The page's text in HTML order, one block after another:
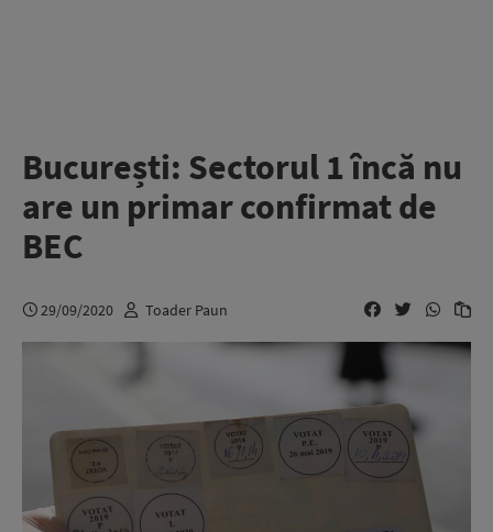
București: Sectorul 1 încă nu
are un primar confirmat de
BEC
29/09/2020 Toader Paun